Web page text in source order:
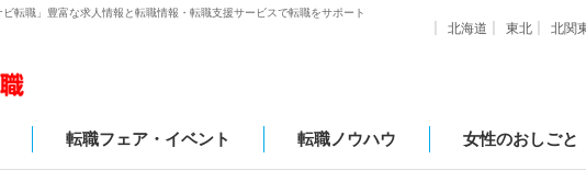
転職」豊富な求人情報と転職情報・転職支援サービスで転職をサポート
北海道 東北 北関
転職フェア・イベント 転職ノウハウ 女性のおしごと